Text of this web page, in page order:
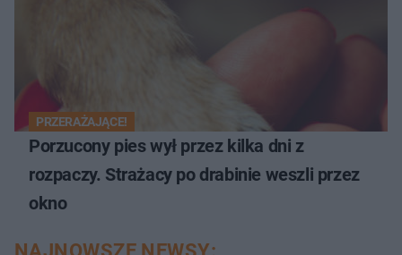
PRZERAŻAJĄCE!
Porzucony pies wył przez kilka dni z
rozpaczy. Strażacy po drabinie weszli przez
okno